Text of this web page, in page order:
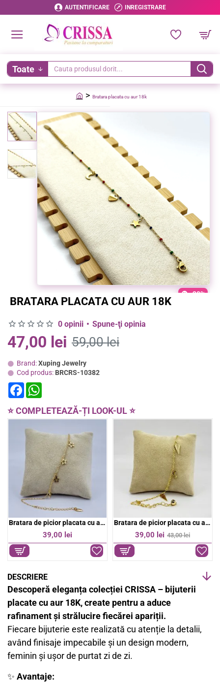
AUTENTIFICARE INREGISTRARE
Toate
Cauta
produsul
Bratara placata cu aur 18k
-20%
BRATARA PLACATA CU AUR 18K
Brand:Xuping Jewelry
Cod produs: BRCRS-10382
0 opinii • Spune-ţi opinia
47,00 lei 59,00 lei
F
a
e
b
o
t
s
p
⭐ COMPLETEAZĂ-ȚI LOOK-UL ⭐
Bratara de picior placata cu aur 18k
39,00 lei
-9%Bratara de picior placata cu aur 18k
39,00 lei 43,00 lei
DESCRIERE
Descoperă eleganța colecției CRISSA – bijuterii
placate cu aur 18K, create pentru a aduce
rafinament și strălucire fiecărei apariții.
Fiecare bijuterie este realizată cu atenție la detalii,
având finisaje impecabile și un design modern,
feminin și ușor de purtat zi de zi.
✨ Avantaje: